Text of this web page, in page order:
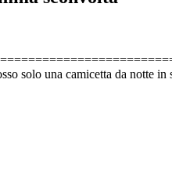
solo una camicetta da notte in